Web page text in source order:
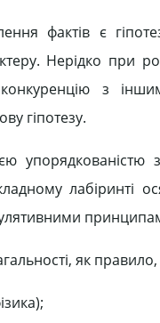
фактів є
Нерідко при
з
гіпотезу.
лабіринті
як правило,